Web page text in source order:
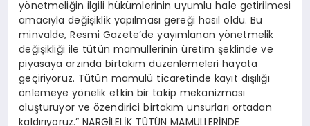
yönetmeliğin ilgili hükümlerinin uyumlu hale getirilmesi
amacıyla değişiklik yapılması gereği hasıl oldu. Bu
minvalde, Resmi Gazete’de yayımlanan yönetmelik
değişikliği ile tütün mamullerinin üretim şeklinde ve
piyasaya arzında birtakım düzenlemeleri hayata
geçiriyoruz. Tütün mamulü ticaretinde kayıt dışılığı
önlemeye yönelik etkin bir takip mekanizması
oluşturuyor ve özendirici birtakım unsurları ortadan
kaldırıyoruz.” NARGİLELİK TÜTÜN MAMULLERİNDE